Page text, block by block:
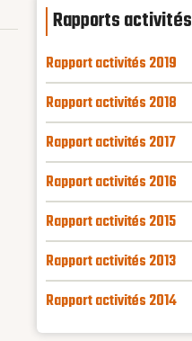
Rapports activités
Rapport activités 2019
Rapport activités 2018
Rapport activités 2017
Rapport activités 2016
Rapport activités 2015
Rapport activités 2013
Rapport activités 2014